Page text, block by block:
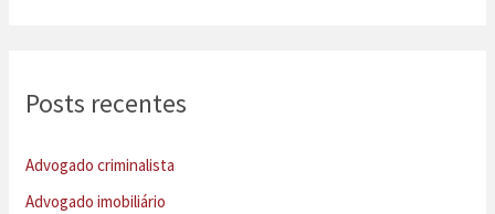
iPosts recentes
Advogado criminalista
Advogado imobiliário